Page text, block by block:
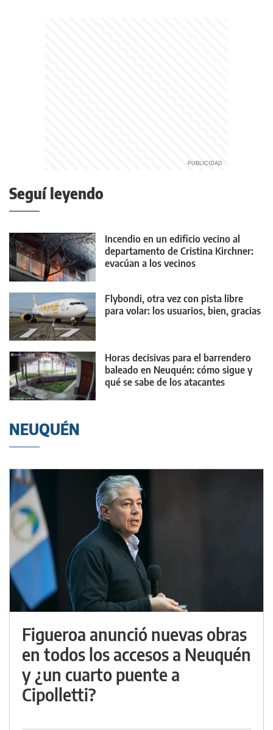
Seguí leyendo
Incendio en un edificio vecino al
departamento de Cristina Kirchner:
evacúan a los vecinos
Flybondi, otra vez con pista libre
para volar: los usuarios, bien, gracias
Horas decisivas para el barrendero
baleado en Neuquén: cómo sigue y
qué se sabe de los atacantes
NEUQUÉN
Figueroa anunció nuevas obras
en todos los accesos a Neuquén
y ¿un cuarto puente a
Cipolletti?